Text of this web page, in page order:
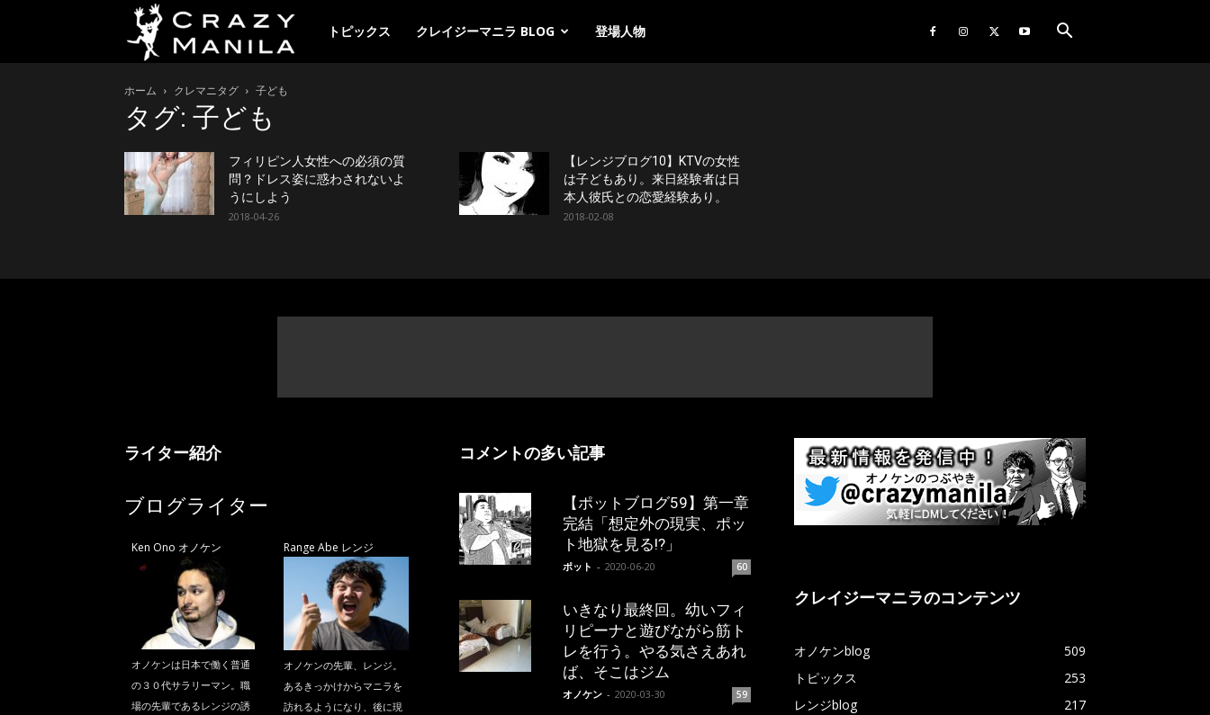
イ
ー
トピックス クレイジーマニラ BLOG 登場人物
ホーム クレマニタグ 子ども
タグ: 子ども
フィリピン人女性への必須の質
問？ドレス姿に惑わされないよ
うにしよう
2018-04-26
【レンジブログ10】KTVの女性
は子どもあり。来日経験者は日
本人彼氏との恋愛経験あり。
2018-02-08
ライター紹介
ブログライター
Ken Ono オノケン
オノケンは日本で働く普通
の３０代サラリーマン。職
場の先輩であるレンジの誘
Range Abe レンジ
オノケンの先輩、レンジ。
あるきっかけからマニラを
訪れるようになり、後に現
コメントの多い記事
【ポットブログ59】第一章
完結「想定外の現実、ポッ
ト地獄を見る!?」
ポット - 2020-06-20 60
いきなり最終回。幼いフィ
リピーナと遊びながら筋ト
レを行う。やる気さえあれ
ば、そこはジム
オノケン - 2020-03-30 59
クレイジーマニラのコンテンツ
オノケンblog
509
トピックス
253
レンジblog
217